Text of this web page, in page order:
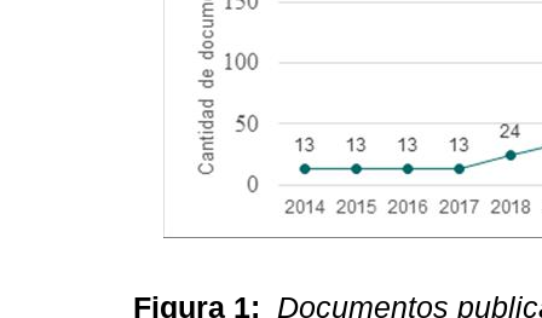
Figura 1: Documentos